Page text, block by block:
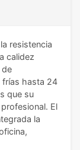
resistencia
calidez
de
frías hasta 24
que su
El
la